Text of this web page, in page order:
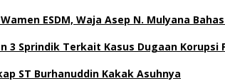
ESDM, Waja Asep N. Mulyana
3 Sprindik Terkait Kasus Dugaan Korupsi
ST Burhanuddin Kakak Asuhnya